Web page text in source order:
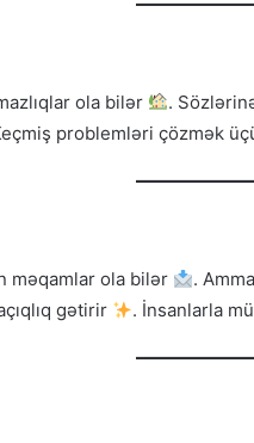
ola bilər
.
problemləri çözmək
məqamlar ola bilər
.
gətirir
. İnsanlarla